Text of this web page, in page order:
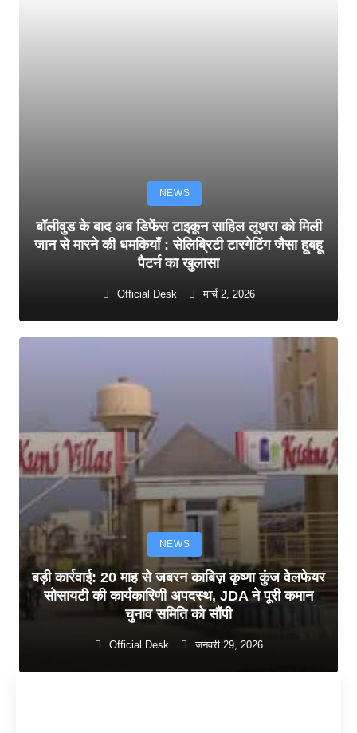
NEWS
बॉलीवुड के बाद अब डिफेंस टाइकून साहिल लूथरा को मिली
जान से मारने की धमकियाँ : सेलिब्रिटी टारगेटिंग जैसा हूबहू
पैटर्न का खुलासा
Official Desk मार्च 2, 2026
NEWS
बड़ी कार्रवाई: 20 माह से जबरन काबिज़ कृष्णा कुंज वेलफेयर
सोसायटी की कार्यकारिणी अपदस्थ, JDA ने पूरी कमान
चुनाव समिति को सौंपी
Official Desk जनवरी 29, 2026